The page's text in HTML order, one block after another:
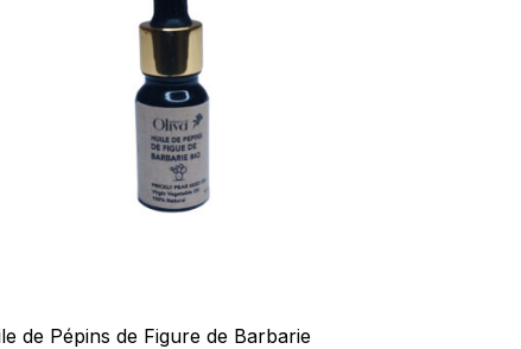
de Pépins de Figure de Barbarie